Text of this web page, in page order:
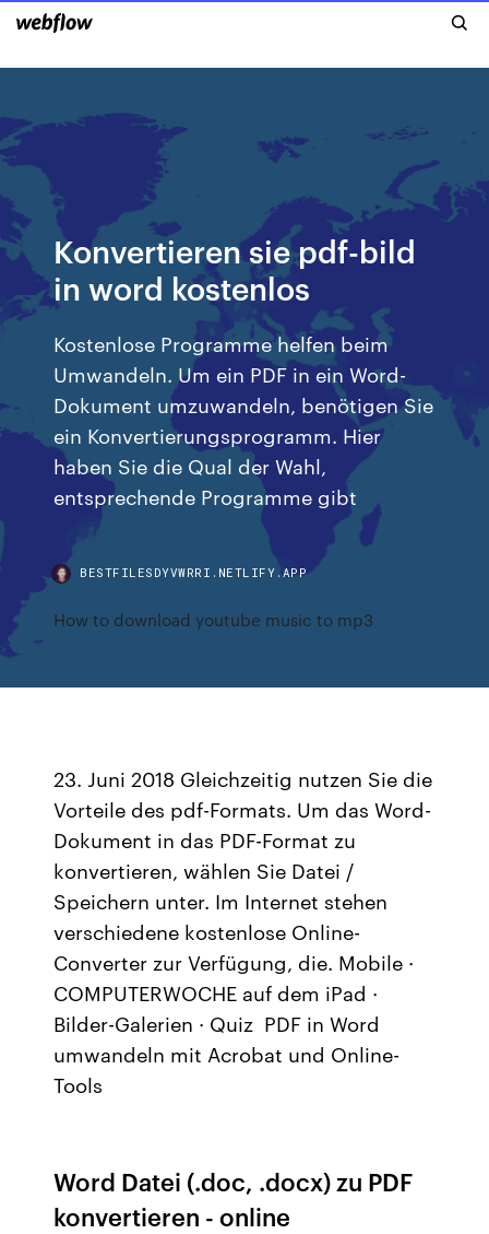
Konvertieren sie pdf-bild
in word kostenlos
Kostenlose Programme helfen beim
Umwandeln. Um ein PDF in ein Word-
Dokument umzuwandeln, benötigen Sie
ein Konvertierungsprogramm. Hier
haben Sie die Qual der Wahl,
entsprechende Programme gibt
BESTFILESDYVWRRI.NETLIFY.APP
How to download youtube music to mp3
23. Juni 2018 Gleichzeitig nutzen Sie die
Vorteile des pdf-Formats. Um das Word-
Dokument in das PDF-Format zu
konvertieren, wählen Sie Datei /
Speichern unter. Im Internet stehen
verschiedene kostenlose Online-
Converter zur Verfügung, die. Mobile ·
COMPUTERWOCHE auf dem iPad ·
Bilder-Galerien · Quiz PDF in Word
umwandeln mit Acrobat und Online-
Tools
Word Datei (.doc, .docx) zu PDF
konvertieren - online